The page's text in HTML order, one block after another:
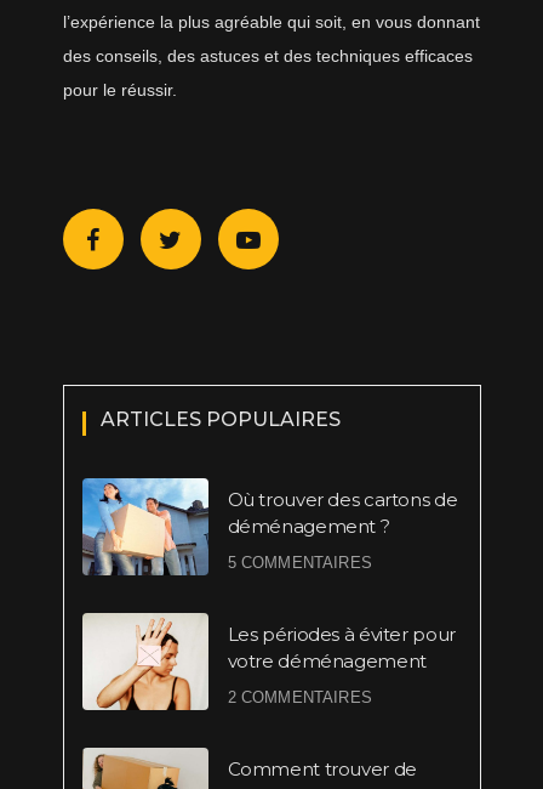
l’expérience la plus agréable qui soit, en vous donnant
des conseils, des astuces et des techniques efficaces
pour le réussir.
ARTICLES POPULAIRES
Où trouver des cartons de
déménagement ?
5 COMMENTAIRES
Les périodes à éviter pour
votre déménagement
2 COMMENTAIRES
Comment trouver de